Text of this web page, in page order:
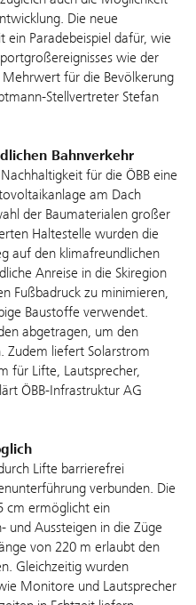
Die neue
Paradebeispiel dafür, wie
wie der
für die Bevölkerung
Stellvertreter Stefan
Bahnverkehr
für die ÖBB eine
am Dach
der Baumaterialen großer
Haltestelle wurden die
auf den klimafreundlichen
Anreise in die Skiregion
Fußbadruck zu minimieren,
Baustoffe verwendet.
abgetragen, um den
Zudem liefert Solarstrom
für Lifte, Lautsprecher,
ÖBB-Infrastruktur AG
Lifte barrierefrei
verbunden. Die
cm ermöglicht ein
und Aussteigen in die Züge
von 220 m erlaubt den
Gleichzeitig wurden
Monitore und Lautsprecher